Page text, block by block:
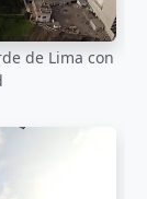
de Lima con